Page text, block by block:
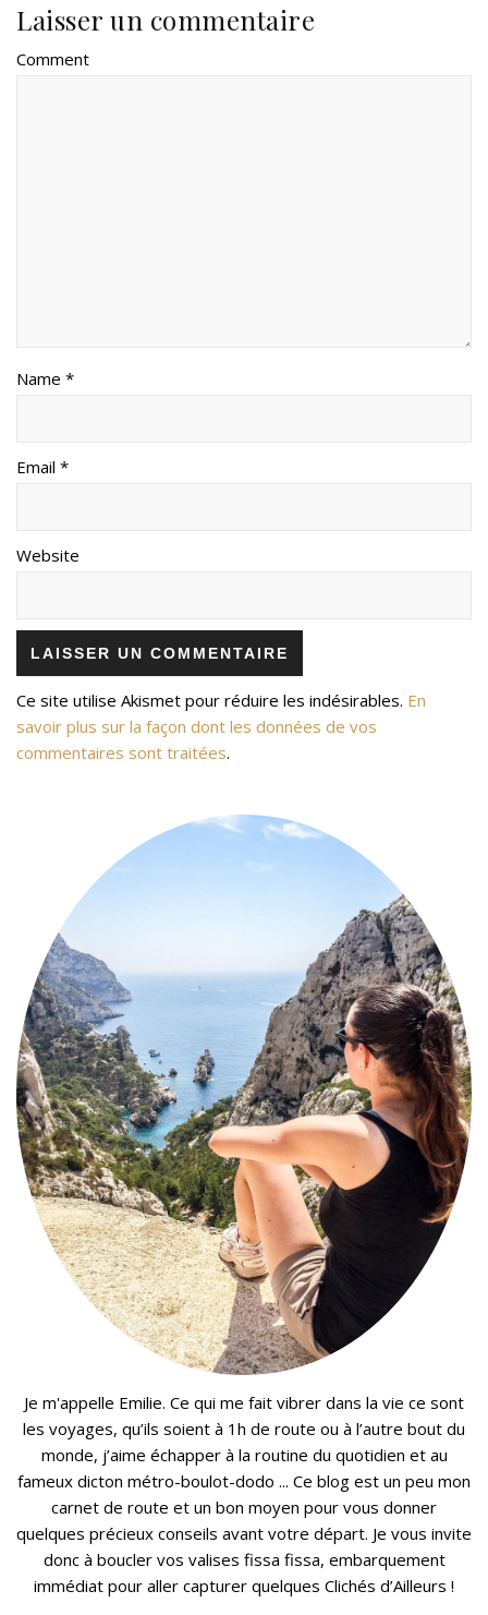
Laisser un commentaire
Comment
Name *
Email *
Website
Ce site utilise Akismet pour réduire les indésirables. En
savoir plus sur la façon dont les données de vos
commentaires sont traitées.
Je m'appelle Emilie. Ce qui me fait vibrer dans la vie ce sont
les voyages, qu’ils soient à 1h de route ou à l’autre bout du
monde, j’aime échapper à la routine du quotidien et au
fameux dicton métro-boulot-dodo ... Ce blog est un peu mon
carnet de route et un bon moyen pour vous donner
quelques précieux conseils avant votre départ. Je vous invite
donc à boucler vos valises fissa fissa, embarquement
immédiat pour aller capturer quelques Clichés d’Ailleurs !